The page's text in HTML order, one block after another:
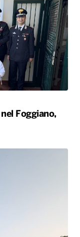
Foggiano,